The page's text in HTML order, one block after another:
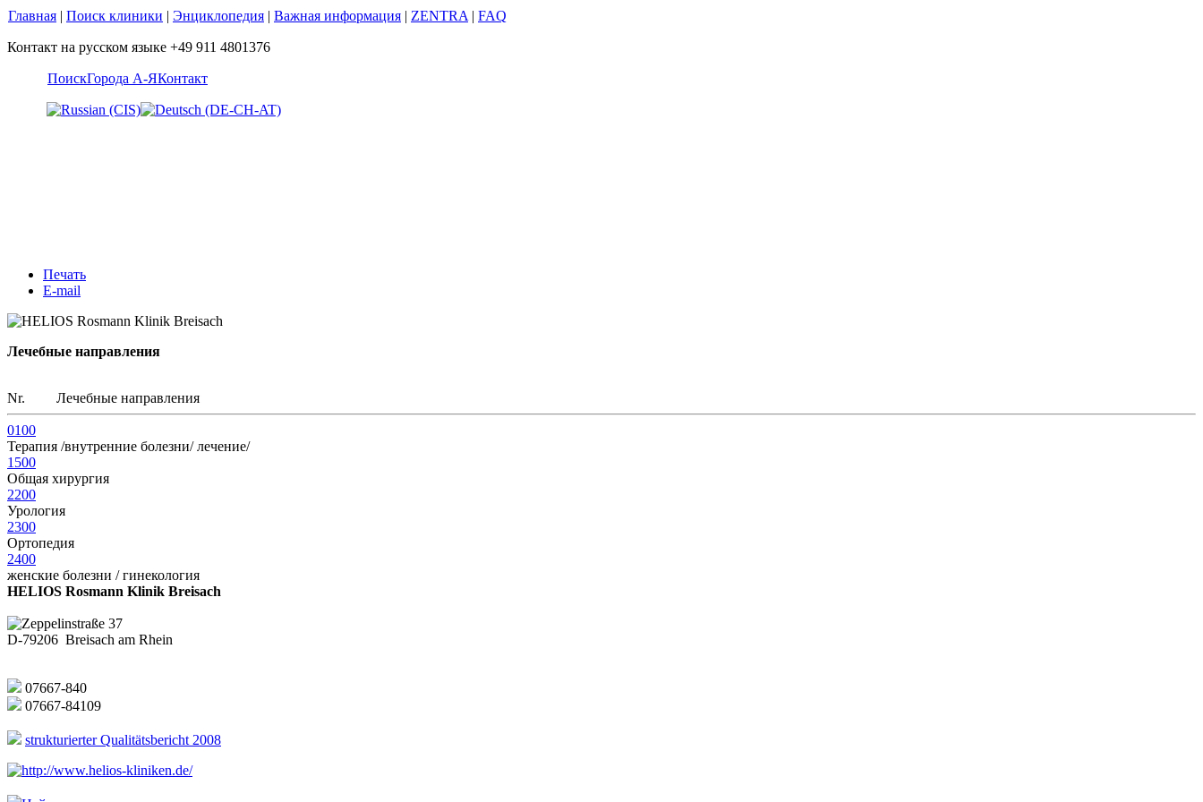
Главная | Поиск клиники | Энциклопедия | Важная информация | ZENTRA | FAQ
Контакт на русском языке +49 911 4801376
ПоискГорода А-ЯКонтакт
Печать
E-mail
Лечебные направления
Nr. Лечебные направления
0100
Терапия /внутренние болезни/ лечение/
1500
Общая хирургия
2200
Урология
2300
Ортопедия
2400
женские болезни / гинекология
HELIOS Rosmann Klinik Breisach
Zeppelinstraße 37
D-79206 Breisach am Rhein
07667-840
07667-84109
strukturierter Qualitätsbericht 2008
http://www.helios-kliniken.de/